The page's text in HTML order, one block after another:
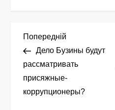
Н
а
в
Попередній
запис
Попередній
Дело Бузины будут
рассматривать
присяжные-
коррупционеры?